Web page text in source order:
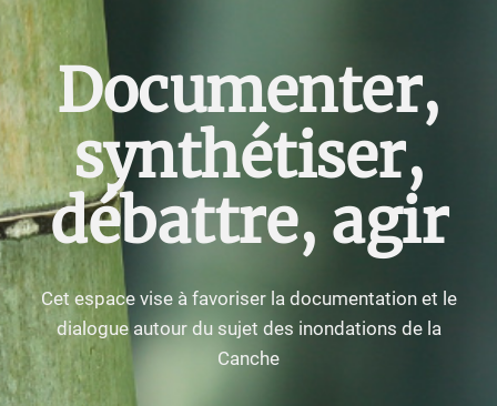
Documenter,
synthétiser,
débattre, agir
Cet espace vise à favoriser la documentation et le
dialogue autour du sujet des inondations de la
Canche